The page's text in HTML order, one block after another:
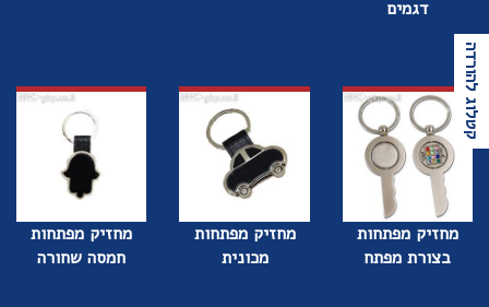
קטלוג להורדה
דגמים
מחזיק מפתחות
בצורת מפתח
מחזיק מפתחות
מכונית
מחזיק מפתחות
חמסה שחורה